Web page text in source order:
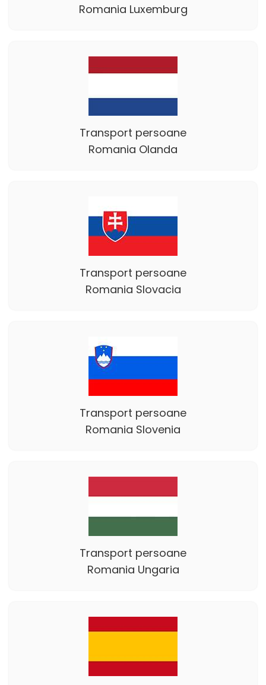
Romania Luxemburg
Transport persoane
Romania Olanda
Transport persoane
Romania Slovacia
Transport persoane
Romania Slovenia
Transport persoane
Romania Ungaria